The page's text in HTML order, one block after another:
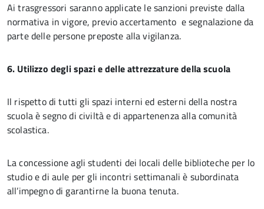
Ai trasgressori saranno applicate le sanzioni previste dalla
normativa in vigore, previo accertamento e segnalazione da
parte delle persone preposte alla vigilanza.
6. Utilizzo degli spazi e delle attrezzature della scuola
Il rispetto di tutti gli spazi interni ed esterni della nostra
scuola è segno di civiltà e di appartenenza alla comunità
scolastica.
La concessione agli studenti dei locali delle biblioteche per lo
studio e di aule per gli incontri settimanali è subordinata
all’impegno di garantirne la buona tenuta.